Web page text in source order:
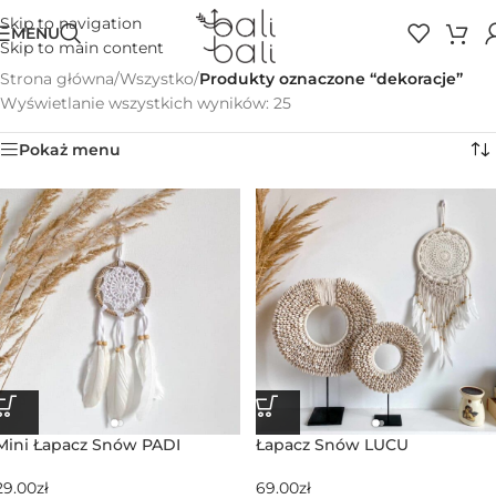
Skip to navigation
Skip to main content
MENU
Strona główna/Wszystko/Produkty oznaczone “dekoracje”
Wyświetlanie wszystkich wyników: 25
Pokaż menu
Łapacz Snów PADI
zł
Łapacz Snów LUCU
69.00zł